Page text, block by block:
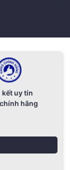
kết uy tín
hãng